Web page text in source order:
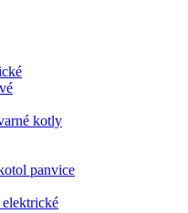
kotly
panvice
elektrické